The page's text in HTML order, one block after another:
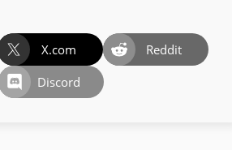
X.com
Reddit
Discord